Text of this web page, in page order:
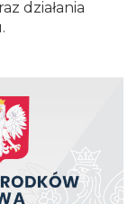
działania